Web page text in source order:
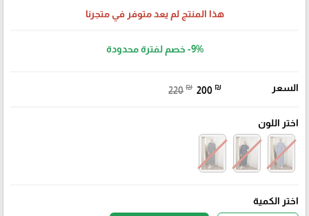
هذا المنتج لم يعد متوفر في متجرنا
-9% خصم لفترة محدودة
السعر 220 ₪ 200 ₪
اختر اللون
اختر الكمية